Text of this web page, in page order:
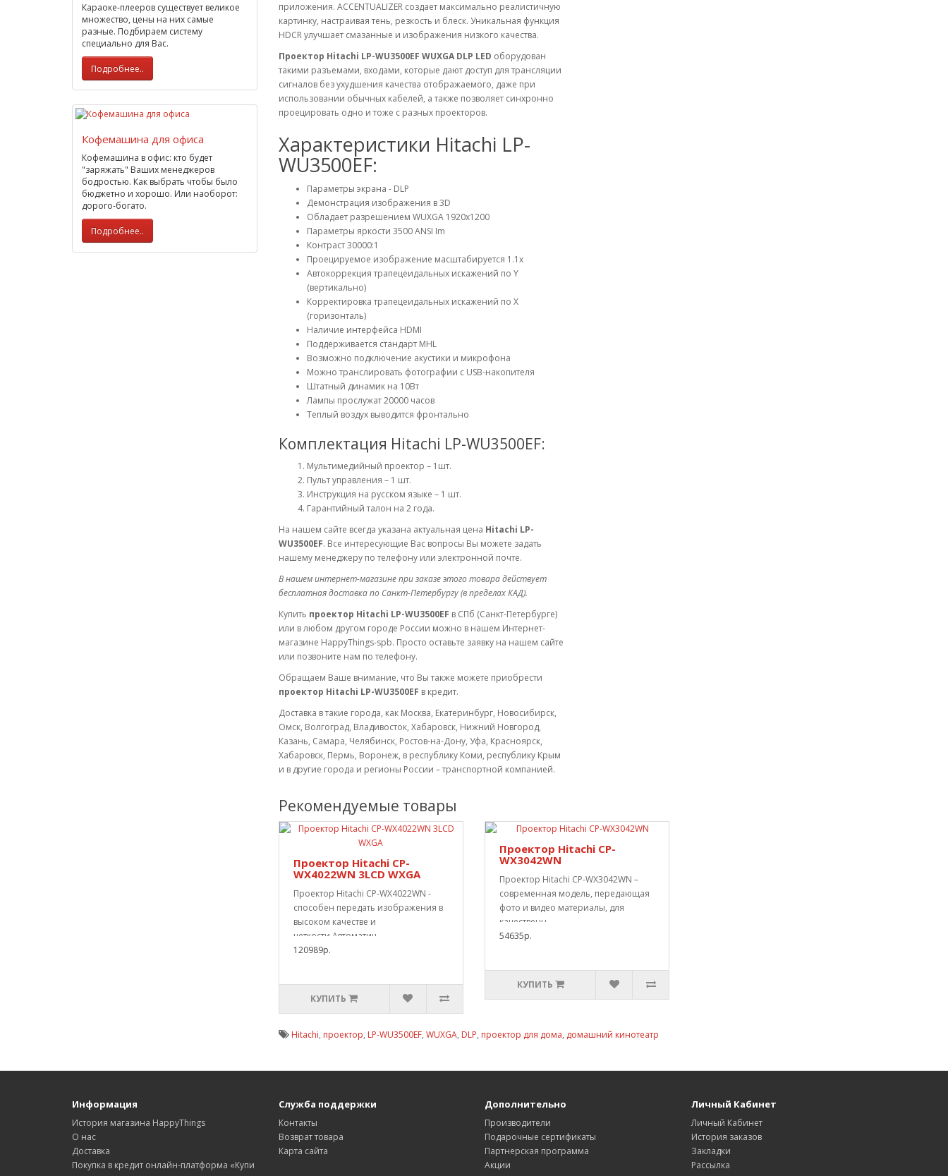
Караоке-плееров существует великое
множество, цены на них самые
разные. Подбираем систему
специально для Вас.
Подробнее..
Кофемашина для офиса
Кофемашина в офис: кто будет
"заряжать" Ваших менеджеров
бодростью. Как выбрать чтобы было
бюджетно и хорошо. Или наоборот:
дорого-богато.
Подробнее..
приложения. ACCENTUALIZER создает максимально реалистичную
картинку, настраивая тень, резкость и блеск. Уникальная функция
HDCR улучшает смазанные и изображения низкого качества.
Проектор Hitachi LP-WU3500EF WUXGA DLP LED оборудован
такими разъемами, входами, которые дают доступ для трансляции
сигналов без ухудшения качества отображаемого, даже при
использовании обычных кабелей, а также позволяет синхронно
проецировать одно и тоже с разных проекторов.
Характеристики Hitachi LP-
WU3500EF:
Параметры экрана - DLP
Демонстрация изображения в 3D
Обладает разрешением WUXGA 1920х1200
Параметры яркости 3500 ANSI Im
Контраст 30000:1
Проецируемое изображение масштабируется 1.1х
Автокоррекция трапецеидальных искажений по Y
(вертикально)
Корректировка трапецеидальных искажений по X
(горизонталь)
Наличие интерфейса HDMI
Поддерживается стандарт MHL
Возможно подключение акустики и микрофона
Можно транслировать фотографии с USB-накопителя
Штатный динамик на 10Вт
Лампы прослужат 20000 часов
Теплый воздух выводится фронтально
Комплектация Hitachi LP-WU3500EF:
Мультимедийный проектор – 1шт.
Пульт управления – 1 шт.
Инструкция на русском языке – 1 шт.
Гарантийный талон на 2 года.
На нашем сайте всегда указана актуальная цена Hitachi LP-
WU3500EF. Все интересующие Вас вопросы Вы можете задать
нашему менеджеру по телефону или электронной почте.
В нашем интернет-магазине при заказе этого товара действует
бесплатная доставка по Санкт-Петербургу (в пределах КАД).
Купить проектор Hitachi LP-WU3500EF в СПб (Санкт-Петербурге)
или в любом другом городе России можно в нашем Интернет-
магазине HappyThings-spb. Просто оставьте заявку на нашем сайте
или позвоните нам по телефону.
Обращаем Ваше внимание, что Вы также можете приобрести
проектор Hitachi LP-WU3500EF в кредит.
Доставка в такие города, как Москва, Екатеринбург, Новосибирск,
Омск, Волгоград, Владивосток, Хабаровск, Нижний Новгород,
Казань, Самара, Челябинск, Ростов-на-Дону, Уфа, Красноярск,
Хабаровск, Пермь, Воронеж, в республику Коми, республику Крым
и в другие города и регионы России – транспортной компанией.
Рекомендуемые товары
Проектор Hitachi CP-
WX4022WN 3LCD WXGA
Проектор Hitachi CP-WX4022WN -
способен передать изображения в
высоком качестве и
четкости.Автоматич..
120989р.
КУПИТЬ
Проектор Hitachi CP-
WX3042WN
Проектор Hitachi CP-WX3042WN –
современная модель, передающая
фото и видео материалы, для
качественн..
54635р.
КУПИТЬ
Hitachi, проектор, LP-WU3500EF, WUXGA, DLP, проектор для дома, домашний кинотеатр
Информация
История магазина HappyThings
О нас
Доставка
Покупка в кредит онлайн-платформа «Купи
Служба поддержки
Контакты
Возврат товара
Карта сайта
Дополнительно
Производители
Подарочные сертификаты
Партнерская программа
Акции
Личный Кабинет
Личный Кабинет
История заказов
Закладки
Рассылка